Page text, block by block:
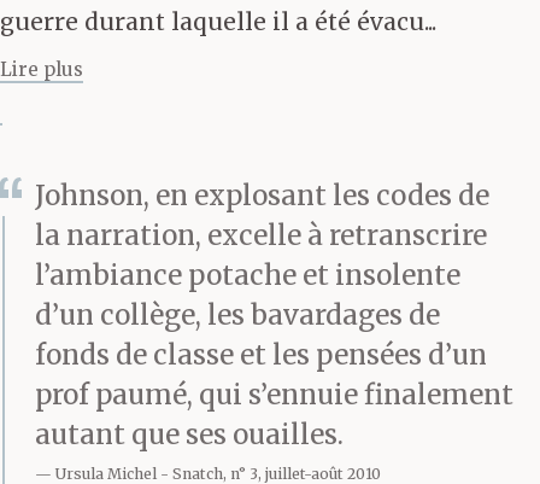
Albert a dit : Dans ce
notre régime corporel.
Je crois que Graham a
laissé des restes.
Joseph a dit : C’est ça.
Un bon frichti avec tout
guerre durant laquelle il a été évacu...
Lire plus
Johnson, en explosant les codes de
la narration, excelle à retranscrire
l’ambiance potache et insolente
d’un collège, les bavardages de
fonds de classe et les pensées d’un
prof paumé, qui s’ennuie finalement
autant que ses ouailles.
Ursula Michel Snatch, n° 3, juillet-août 2010